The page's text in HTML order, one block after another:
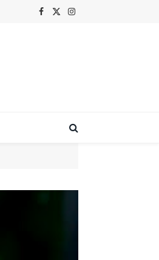
Facebook
X
Instagram